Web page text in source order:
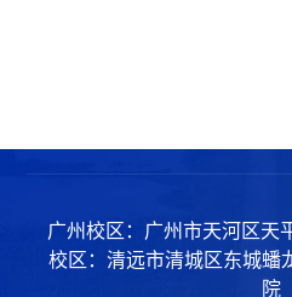
广州校区：广州市天河区天
校区：清远市清城区东城蟠
院